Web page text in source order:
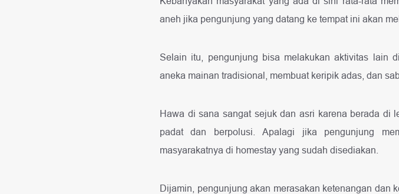
aneh jika pengunjung yang datang ke tempat ini akan
Selain itu, pengunjung bisa melakukan aktivitas lain
aneka mainan tradisional, membuat keripik adas, dan
Hawa di sana sangat sejuk dan asri karena berada di
padat dan berpolusi. Apalagi jika pengunjung
masyarakatnya di homestay yang sudah disediakan.
Dijamin, pengunjung akan merasakan ketenangan dan